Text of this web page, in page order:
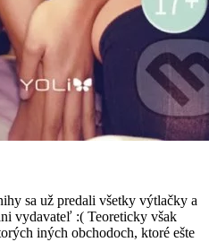
sa už predali všetky výtlačky a
vydavateľ :( Teoreticky však
iných obchodoch, ktoré ešte